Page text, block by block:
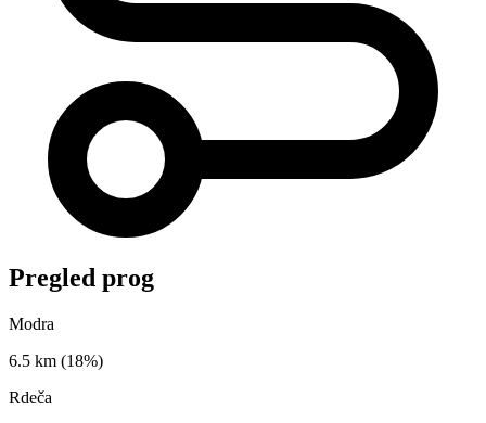
Pregled prog
Modra
6.5 km (18%)
Rdeča